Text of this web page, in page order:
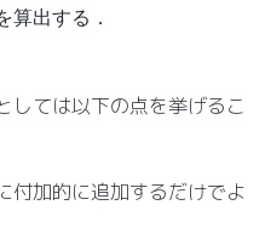
算出する．
しては以下の点を挙げるこ
付加的に追加するだけでよ